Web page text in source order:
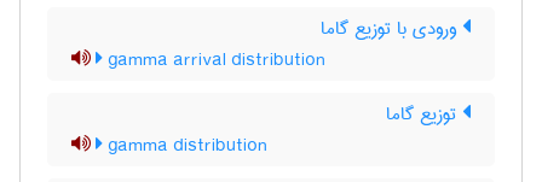
ورودی با توزیع گاما
gamma arrival distribution
توزیع گاما
gamma distribution